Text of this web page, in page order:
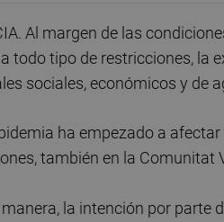
Al margen de las
todo tipo de restricciones, la
sociales, económicos y de
ha empezado a
también en la Comunitat
la intención por parte